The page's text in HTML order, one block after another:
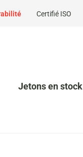
Certifié ISO
Jetons en stock